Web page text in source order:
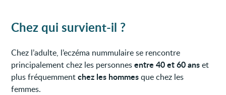
Chez qui survient-il ?
Chez l’adulte, l’eczéma nummulaire se rencontre
principalement chez les personnesentre 40 et 60 anset
plus fréquemmentchez les hommesque chez les
femmes.